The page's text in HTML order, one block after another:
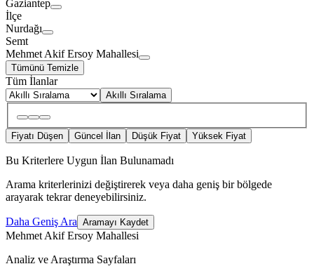
Gaziantep
İlçe
Nurdağı
Semt
Mehmet Akif Ersoy Mahallesi
Tümünü Temizle
Tüm İlanlar
Akıllı Sıralama
Fiyatı Düşen Güncel İlan Düşük Fiyat Yüksek Fiyat
Bu Kriterlere Uygun İlan Bulunamadı
Arama kriterlerinizi değiştirerek veya daha geniş bir bölgede
arayarak tekrar deneyebilirsiniz.
Daha Geniş Ara Aramayı Kaydet
Mehmet Akif Ersoy Mahallesi
Analiz ve Araştırma Sayfaları